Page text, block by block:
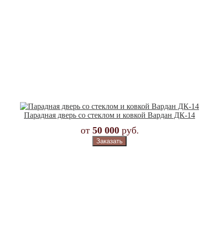
Парадная дверь со стеклом и ковкой Вардан ДК-14
от 50 000 руб.
Заказать